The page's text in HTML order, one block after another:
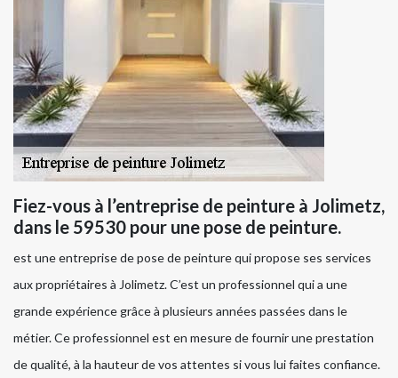
Fiez-vous à l’entreprise de peinture à Jolimetz,
dans le 59530 pour une pose de peinture.
est une entreprise de pose de peinture qui propose ses services
aux propriétaires à Jolimetz. C’est un professionnel qui a une
grande expérience grâce à plusieurs années passées dans le
métier. Ce professionnel est en mesure de fournir une prestation
de qualité, à la hauteur de vos attentes si vous lui faites confiance.